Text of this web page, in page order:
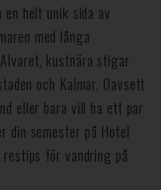
helt unik sida av
med långa
kustnära stigar
och Kalmar. Oavsett
eller bara vill ha ett par
din semester på Hotel
för vandring på